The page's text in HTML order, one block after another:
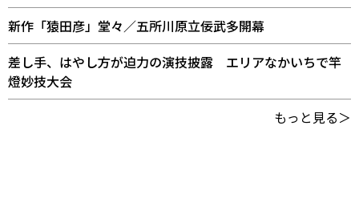
新作「猿田彦」堂々／五所川原立佞武多開幕
差し手、はやし方が迫力の演技披露 エリアなかいちで竿
燈妙技大会
もっと見る＞